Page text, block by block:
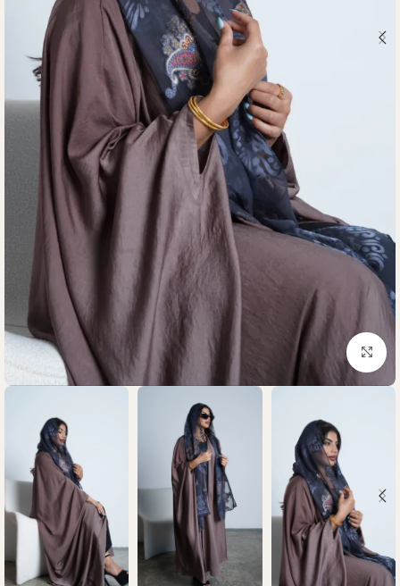
Click to enlarge